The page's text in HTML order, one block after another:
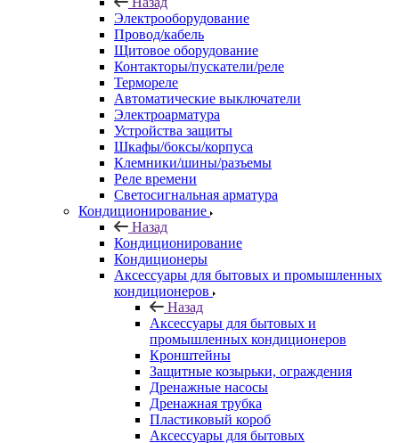
Электрооборудование
Провод/кабель
Щитовое оборудование
Контакторы/пускатели/реле
Термореле
Автоматические выключатели
Электроарматура
Устройства защиты
Шкафы/боксы/корпуса
Клемники/шины/разъемы
Реле времени
Светосигнальная арматура
Кондиционирование
Назад
Кондиционирование
Кондиционеры
Аксессуары для бытовых и промышленных
кондиционеров
Назад
Аксессуары для бытовых и
промышленных кондиционеров
Кронштейны
Защитные козырьки, ограждения
Дренажные насосы
Дренажная трубка
Пластиковый короб
Аксессуары для бытовых